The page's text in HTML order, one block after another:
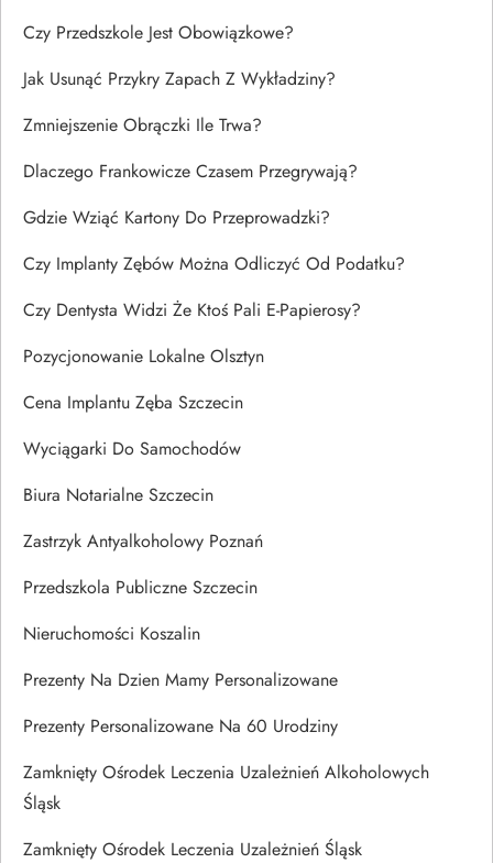
Czy Przedszkole Jest Obowiązkowe?
Jak Usunąć Przykry Zapach Z Wykładziny?
Zmniejszenie Obrączki Ile Trwa?
Dlaczego Frankowicze Czasem Przegrywają?
Gdzie Wziąć Kartony Do Przeprowadzki?
Czy Implanty Zębów Można Odliczyć Od Podatku?
Czy Dentysta Widzi Że Ktoś Pali E-Papierosy?
Pozycjonowanie Lokalne Olsztyn
Cena Implantu Zęba Szczecin
Wyciągarki Do Samochodów
Biura Notarialne Szczecin
Zastrzyk Antyalkoholowy Poznań
Przedszkola Publiczne Szczecin
Nieruchomości Koszalin
Prezenty Na Dzien Mamy Personalizowane
Prezenty Personalizowane Na 60 Urodziny
Zamknięty Ośrodek Leczenia Uzależnień Alkoholowych
Śląsk
Zamknięty Ośrodek Leczenia Uzależnień Śląsk